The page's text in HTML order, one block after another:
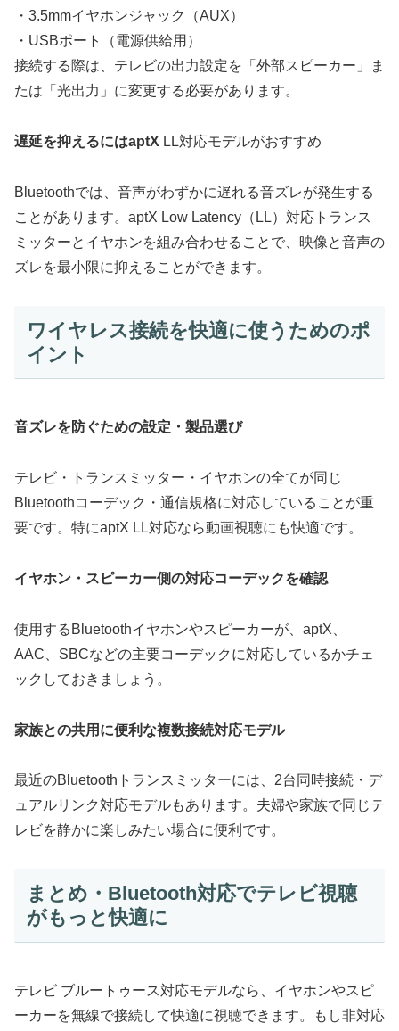
・3.5mmイヤホンジャック（AUX）
・USBポート（電源供給用）
接続する際は、テレビの出力設定を「外部スピーカー」ま
たは「光出力」に変更する必要があります。
遅延を抑えるにはaptX LL対応モデルがおすすめ
Bluetoothでは、音声がわずかに遅れる音ズレが発生する
ことがあります。aptX Low Latency（LL）対応トランス
ミッターとイヤホンを組み合わせることで、映像と音声の
ズレを最小限に抑えることができます。
ワイヤレス接続を快適に使うためのポ
イント
音ズレを防ぐための設定・製品選び
テレビ・トランスミッター・イヤホンの全てが同じ
Bluetoothコーデック・通信規格に対応していることが重
要です。特にaptX LL対応なら動画視聴にも快適です。
イヤホン・スピーカー側の対応コーデックを確認
使用するBluetoothイヤホンやスピーカーが、aptX、
AAC、SBCなどの主要コーデックに対応しているかチェ
ックしておきましょう。
家族との共用に便利な複数接続対応モデル
最近のBluetoothトランスミッターには、2台同時接続・デ
ュアルリンク対応モデルもあります。夫婦や家族で同じテ
レビを静かに楽しみたい場合に便利です。
まとめ・Bluetooth対応でテレビ視聴
がもっと快適に
テレビ ブルートゥース対応モデルなら、イヤホンやスピ
ーカーを無線で接続して快適に視聴できます。もし非対応